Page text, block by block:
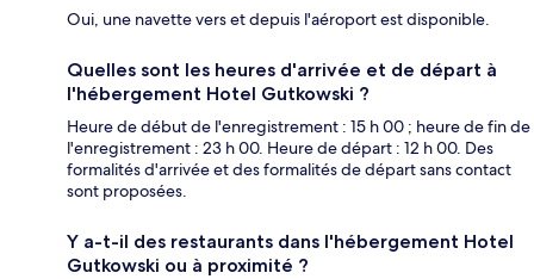
Oui, une navette vers et depuis l'aéroport est disponible.
Quelles sont les heures d'arrivée et de départ à
l'hébergement Hotel Gutkowski ?
Heure de début de l'enregistrement : 15 h 00 ; heure de fin de
l'enregistrement : 23 h 00. Heure de départ : 12 h 00. Des
formalités d'arrivée et des formalités de départ sans contact
sont proposées.
Y a-t-il des restaurants dans l'hébergement Hotel
Gutkowski ou à proximité ?